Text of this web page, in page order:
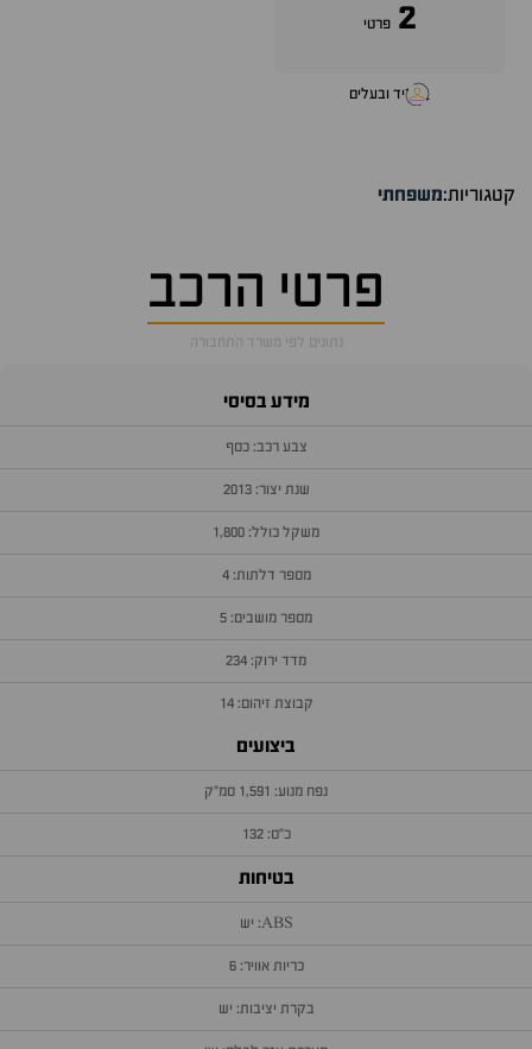
2 פרטי
יד ובעלים
קטגוריות:משפחתי
פרטי הרכב
נתונים לפי משרד התחבורה
מידע בסיסי
צבע רכב: כסף
שנת יצור: 2013
משקל כולל: 1,800
מספר דלתות: 4
מספר מושבים: 5
מדד ירוק: 234
קבוצת זיהום: 14
ביצועים
נפח מנוע: 1,591 סמ״ק
כ״ס: 132
בטיחות
ABS: יש
כריות אוויר: 6
בקרת יציבות: יש